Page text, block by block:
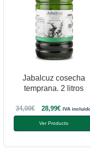
Jabalcuz cosecha
temprana. 2 litros
34,00€ 28,99€ IVA
Ver Producto